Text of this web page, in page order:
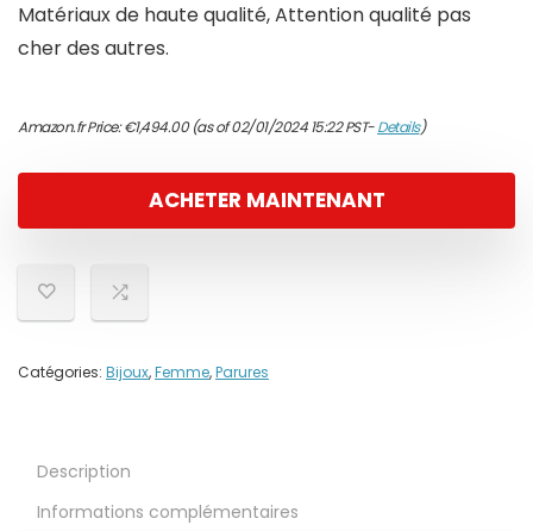
Matériaux de haute qualité, Attention qualité pas
cher des autres.
Amazon.fr Price:€1,494.00(as of 02/01/2024 15:22 PST-Details)
ACHETER MAINTENANT
Catégories: Bijoux,Femme,Parures
Description
Informations complémentaires